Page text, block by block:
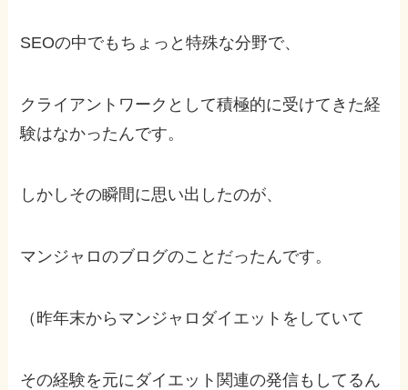
SEOの中でもちょっと特殊な分野で、
クライアントワークとして積極的に受けてきた経
験はなかったんです。
しかしその瞬間に思い出したのが、
マンジャロのブログのことだったんです。
（昨年末からマンジャロダイエットをしていて
その経験を元にダイエット関連の発信もしてるん